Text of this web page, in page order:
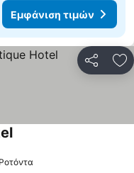
Εμφάνιση τιμών
Εμφάνιση τιμών